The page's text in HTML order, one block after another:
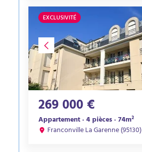
EXCLUSIVITÉ
269 000 €
Appartement · 4 pièces · 74m²
Franconville La Garenne (95130)